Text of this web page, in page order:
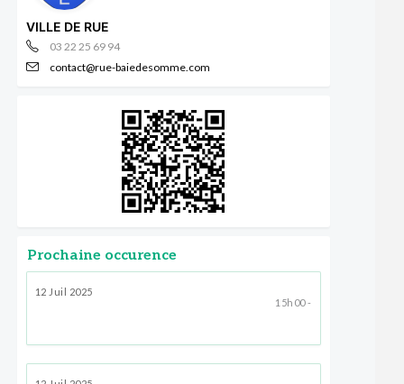
VILLE DE RUE
03 22 25 69 94
contact@rue-baiedesomme.com
Prochaine occurence
12 Juil 2025
15h00 -